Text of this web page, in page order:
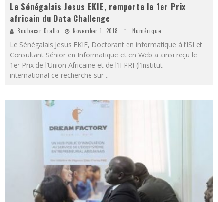
Le Sénégalais Jesus EKIE, remporte le 1er Prix
africain du Data Challenge
Boubacar Diallo November 1, 2018 Numérique
Le Sénégalais Jesus EKIE, Doctorant en informatique à l’ISI et
Consultant Sénior en Informatique et en Web a ainsi reçu le
1er Prix de l’Union Africaine et de l’IFPRI (l’Institut
international de recherche sur ...